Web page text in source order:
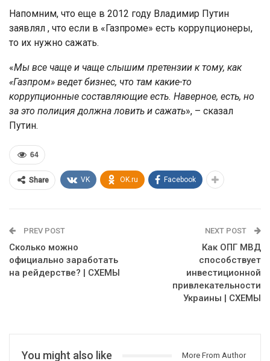
Напомним, что еще в 2012 году Владимир Путин
заявлял , что если в «Газпроме» есть коррупционеры,
то их нужно сажать.
«Мы все чаще и чаще слышим претензии к тому, как
«Газпром» ведет бизнес, что там какие-то
коррупционные составляющие есть. Наверное, есть, но
за это полиция должна ловить и сажать», – сказал
Путин.
64
Share VK OK.ru Facebook
PREV POST
Сколько можно
официально заработать
на рейдерстве? | СХЕМЫ
NEXT POST
Как ОПГ МВД
способствует
инвестиционной
привлекательности
Украины | СХЕМЫ
You might also like More From Author